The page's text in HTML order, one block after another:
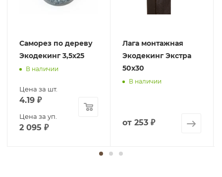
Саморез по дереву
Экодекинг 3,5х25
В наличии
Цена за шт.
4.19 ₽
Цена за уп.
2 095 ₽
Лага монтажная
Экодекинг Экстра
50х30
В наличии
от 253 ₽